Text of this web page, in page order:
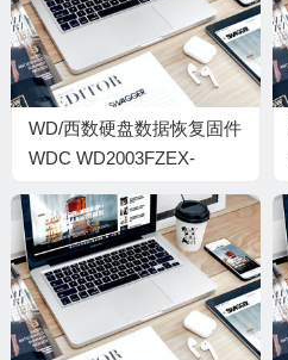
WD/西数硬盘数据恢复固件
WDC WD2003FZEX-
WCC1P0501964-
00010060-1920